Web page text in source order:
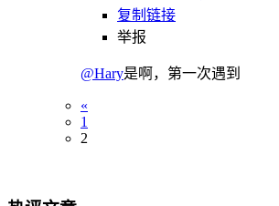
复制链接
举报
@Hary是啊，第一次遇到
«
1
2